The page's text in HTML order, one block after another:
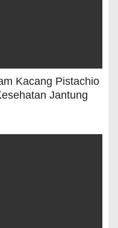
Kacang Pistachio
Jantung